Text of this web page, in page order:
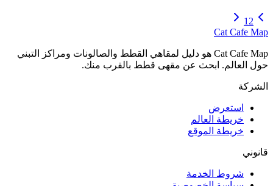
1 2
Cat Cafe Map
Cat Cafe Map هو دليل لمقاهي القطط والصالونات ومراكز التبني
حول العالم. ابحث عن مقهى قطط بالقرب منك.
الشركة
استعرض
خريطة العالم
خريطة الموقع
قانوني
شروط الخدمة